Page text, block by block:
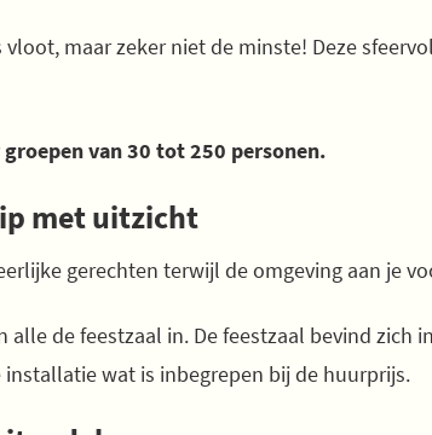
vloot, maar zeker niet de minste! Deze
van 30 tot 250 personen.
met uitzicht
gerechten terwijl de omgeving aan je
de feestzaal in. De feestzaal bevind zich
wat is inbegrepen bij de huurprijs.